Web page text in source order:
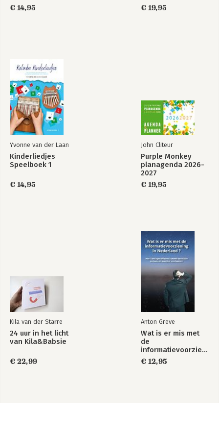
€ 14,95
€ 19,95
Yvonne van der Laan
Kinderliedjes
Speelboek 1
€ 14,95
John Cliteur
Purple Monkey
planagenda 2026-
2027
€ 19,95
Kila van der Starre
24 uur in het licht
van Kila&Babsie
€ 22,99
Anton Greve
Wat is er mis met
de
informatievoorziening
in Nederland ?
€ 12,95